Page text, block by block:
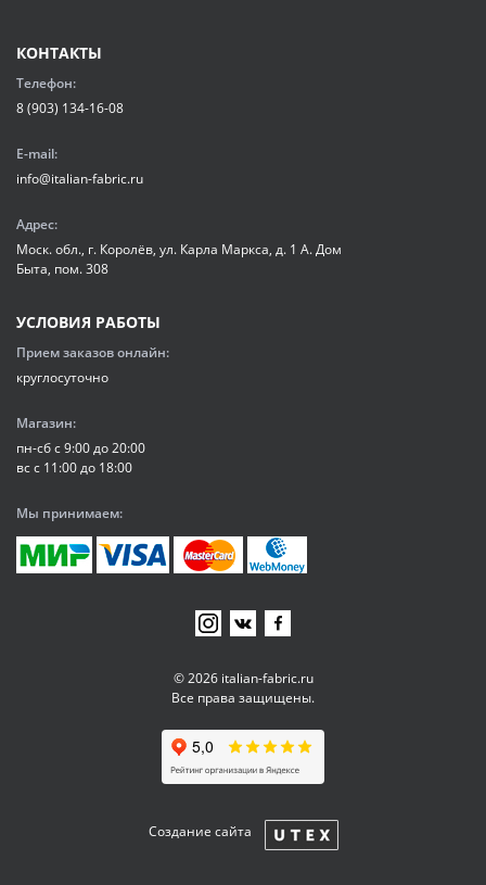
© 2026 italian-fabric.ru
Все права защищены.
Создание сайта
КОНТАКТЫ
Телефон:
8 (903) 134-16-08
E-mail:
info@italian-fabric.ru
Адрес:
Моск. обл., г. Королёв, ул. Карла Маркса, д. 1 А. Дом
Быта, пом. 308
УСЛОВИЯ РАБОТЫ
Прием заказов онлайн:
круглосуточно
Магазин:
пн-сб с 9:00 до 20:00
вс с 11:00 до 18:00
Мы принимаем: